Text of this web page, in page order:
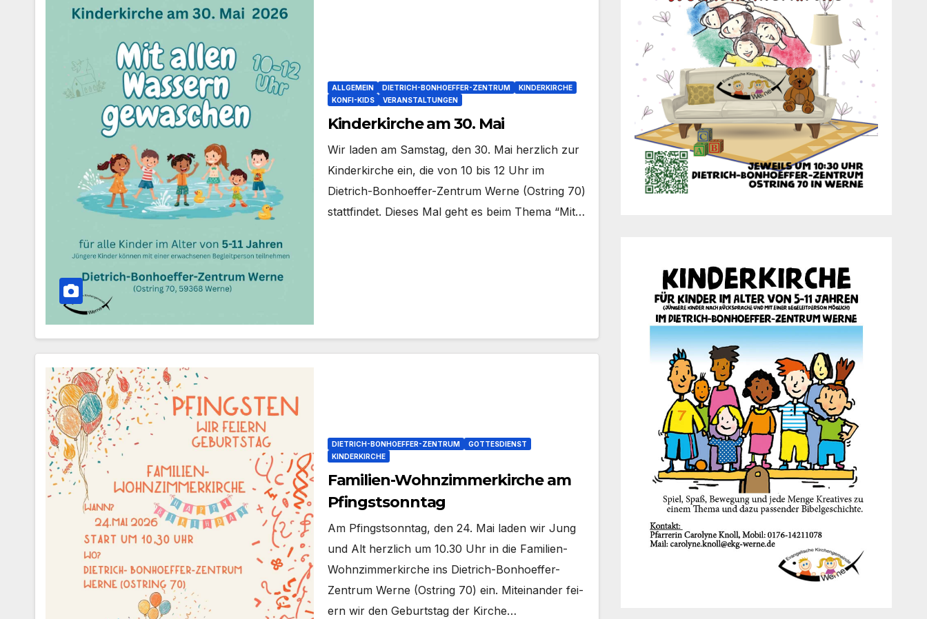
ALLGEMEIN DIETRICH-BONHOEFFER-ZENTRUM
KINDERKIRCHE
KONFI-KIDS
VERANSTALTUNGEN
Kinderkirche am 30. Mai
Wir laden am Sams­tag, den 30. Mai herz­lich zur
Kin­der­kir­che ein, die von 10 bis 12 Uhr im
Dietrich-Bonhoeffer-Zentrum Wer­ne (Ost­ring 70)
statt­fin­det. Die­ses Mal geht es beim The­ma “Mit…
DIETRICH-BONHOEFFER-ZENTRUM
GOTTESDIENST
KINDERKIRCHE
Familien-Wohnzimmerkirche am
Pfingstsonntag
Am Pfingst­sonn­tag, den 24. Mai laden wir Jung
und Alt herz­lich um 10.30 Uhr in die Familien-
Wohnzimmerkirche ins Dietrich-Bonhoeffer-
Zentrum Wer­ne (Ost­ring 70) ein. Mit­ein­an­der fei­
ern wir den Geburts­tag der Kir­che…